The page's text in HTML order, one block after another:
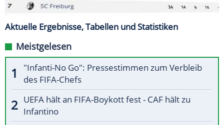
Aktuelle Ergebnisse, Tabellen und Statistiken
Meistgelesen
"Infanti-No Go": Pressestimmen zum Verbleib
des FIFA-Chefs
UEFA hält an FIFA-Boykott fest - CAF hält zu
Infantino